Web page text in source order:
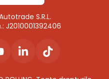
S.R.L.
J2010001392406